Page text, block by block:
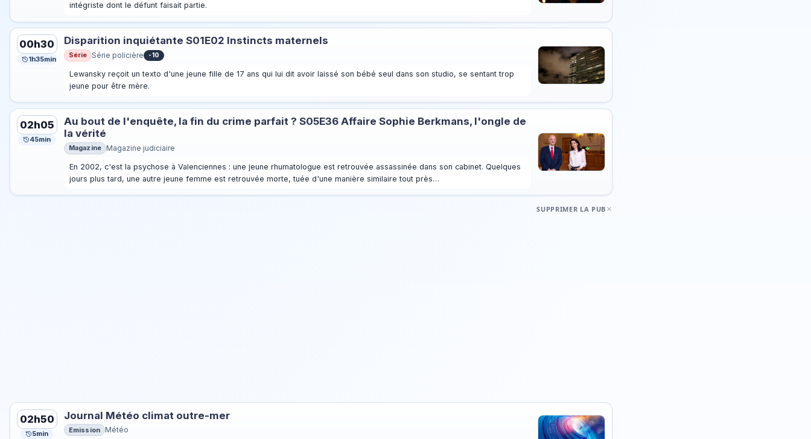
intégriste dont le défunt faisait partie.
00h30
1h35min
Disparition inquiétante S01E02 Instincts maternels
Série Série policière -10
Lewansky reçoit un texto d'une jeune fille de 17 ans qui lui dit avoir laissé son bébé seul dans son studio, se sentant trop
jeune pour être mère.
02h05
45min
Au bout de l'enquête, la fin du crime parfait ? S05E36 Affaire Sophie Berkmans, l'ongle de
la vérité
Magazine Magazine judiciaire
En 2002, c'est la psychose à Valenciennes : une jeune rhumatologue est retrouvée assassinée dans son cabinet. Quelques
jours plus tard, une autre jeune femme est retrouvée morte, tuée d'une manière similaire tout près…
SUPPRIMER LA PUB
02h50
5min
Journal Météo climat outre-mer
Emission Météo